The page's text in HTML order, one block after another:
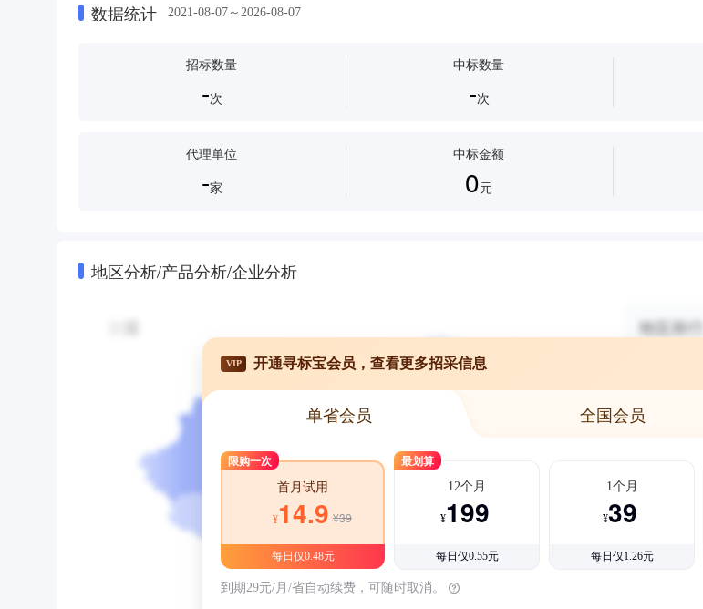
数据统计 2021-08-07～2026-08-07
招标数量
-次
中标数量
-次
代理单位
-家
中标金额
0元
地区分析/产品分析/企业分析
VIP 开通寻标宝会员，查看更多招采信息
单省会员 全国会员
限购一次
首月试用
¥14.9 ¥39
每日仅0.48元
最划算
12个月
¥199
每日仅0.55元
1个月
¥39
每日仅1.26元
到期29元/月/省自动续费，可随时取消。